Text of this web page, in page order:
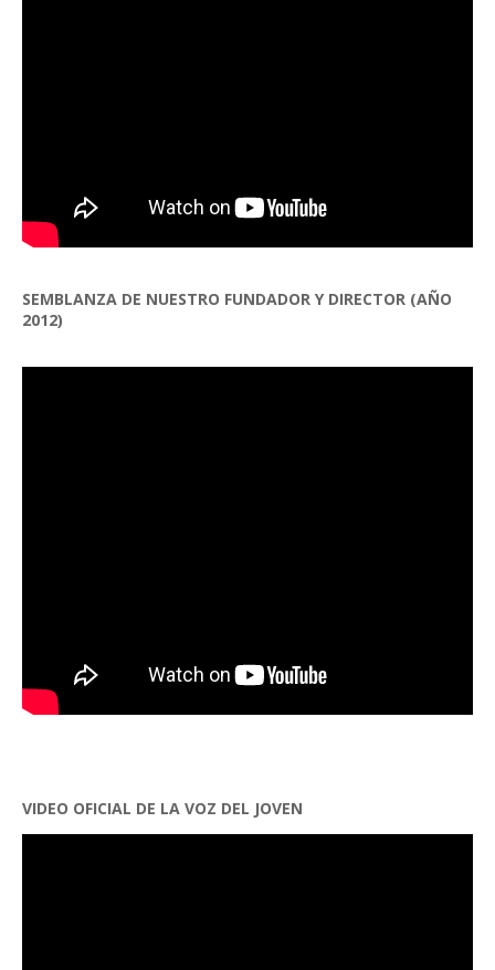
SEMBLANZA DE NUESTRO FUNDADOR Y DIRECTOR (AÑO
2012)
VIDEO OFICIAL DE LA VOZ DEL JOVEN